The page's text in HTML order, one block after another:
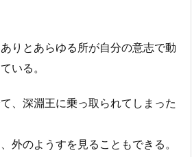
りとあらゆる所が自分の意志で動
いる。
、深淵王に乗っ取られてしまった
外のようすを見ることもできる。